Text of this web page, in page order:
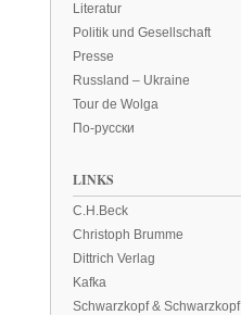
Literatur
Politik und Gesellschaft
Presse
Russland – Ukraine
Tour de Wolga
По-русски
LINKS
C.H.Beck
Christoph Brumme
Dittrich Verlag
Kafka
Schwarzkopf & Schwarzkopf